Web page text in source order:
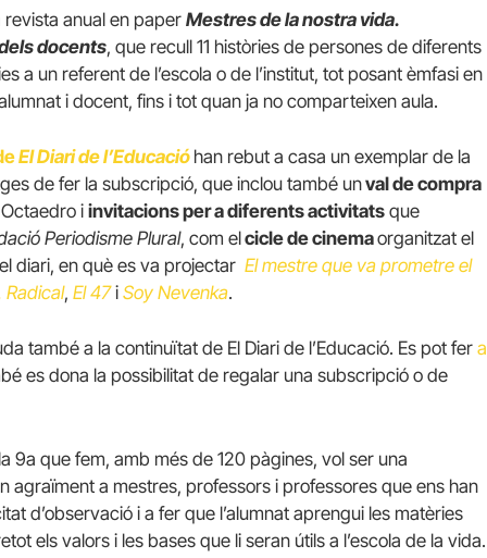
revista anual en paperMestres de la nostra vida.
docents, que recull 11 històries de persones de diferents
a un referent de l’escola o de l’institut, tot posant èmfasi en
i docent, fins i tot quan ja no comparteixen aula.
El Diari de l’Educació han rebut a casa un exemplar de la
de fer la subscripció, que inclou també unval de compra
iinvitacions per a diferents activitats que
Periodisme Plural, com elcicle de cinemaorganitzat el
diari, en què es va projectar El mestre que va prometre el
Radical, El 47i Soy Nevenka.
també a la continuïtat de El Diari de l’Educació. Es pot fer a
es dona la possibilitat de regalar una subscripció o de
9a que fem, amb més de 120 pàgines, vol ser una
agraïment a mestres, professors i professores que ens han
d’observació i a fer que l’alumnat aprengui les matèries
els valors i les bases que li seran útils a l’escola de la vida.